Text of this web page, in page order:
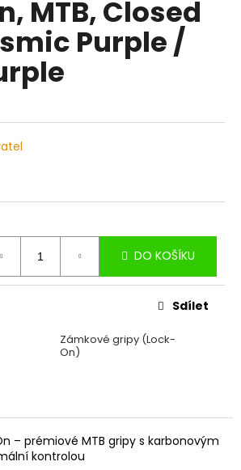
MTB, Closed
Purple /
DO KOŠÍKU
Zámkové gripy (Lock-
On)
Sdílet
– prémiové MTB gripy s karbonovým
kontrolou